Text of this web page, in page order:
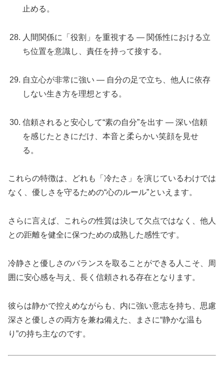
止める。
人間関係に「役割」を重視する — 関係性における立
ち位置を意識し、責任を持って接する。
自立心が非常に強い — 自分の足で立ち、他人に依存
しない生き方を理想とする。
信頼されると安心して“素の自分”を出す — 深い信頼
を感じたときにだけ、本音と柔らかい笑顔を見せ
る。
これらの特徴は、どれも「冷たさ」を演じているわけでは
なく、優しさを守るための“心のルール”といえます。
さらに言えば、これらの性質は決して欠点ではなく、他人
との距離を健全に保つための成熟した感性です。
冷静さと優しさのバランスを取ることができる人こそ、周
囲に安心感を与え、長く信頼される存在となります。
彼らは静かで控えめながらも、内に強い意志を持ち、思慮
深さと優しさの両方を兼ね備えた、まさに“静かな温も
り”の持ち主なのです。